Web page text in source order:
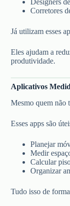
Designers
Corretores
Já utilizam esses
Eles ajudam a
produtividade.
Aplicativos
Mesmo quem não
Esses apps são
Planejar
Medir
Calcular
Organizar
Tudo isso de